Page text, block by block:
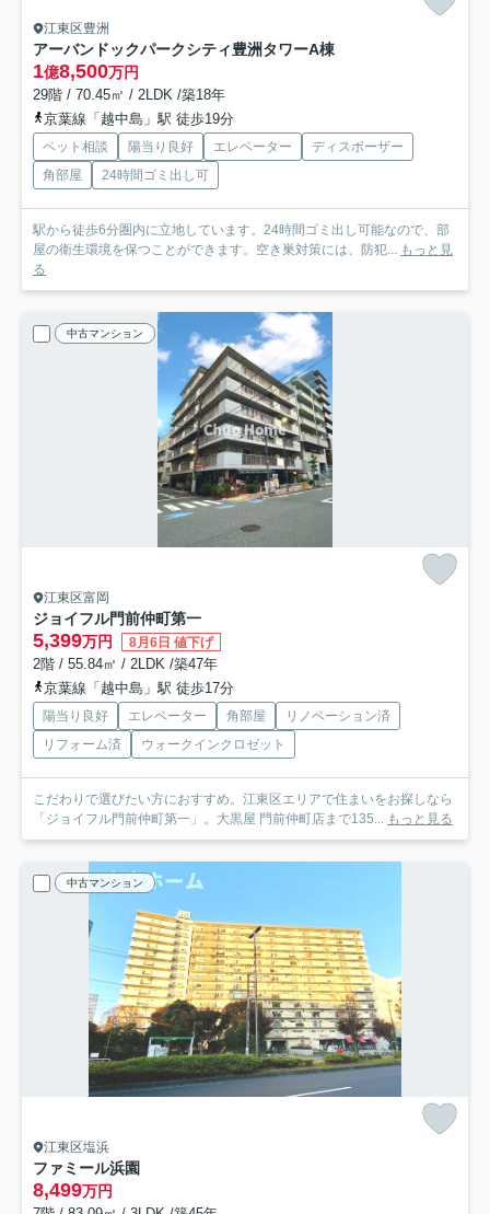
江東区豊洲
アーバンドックパークシティ豊洲タワーA棟
1億8,500万円
29階 / 70.45㎡ / 2LDK /築18年
京葉線「越中島」駅 徒歩19分
ペット相談 陽当り良好 エレベーター
ディスポーザー
角部屋
24時間ゴミ出し可
駅から徒歩6分圏内に立地しています。24時間ゴミ出し可能なので、部
屋の衛生環境を保つことができます。空き巣対策には、防犯... もっと見
る
中古マンション
江東区富岡
ジョイフル門前仲町第一
5,399万円 8月6日 値下げ
2階 / 55.84㎡ / 2LDK /築47年
京葉線「越中島」駅 徒歩17分
陽当り良好 エレベーター 角部屋
リノベーション済
リフォーム済
ウォークインクロゼット
こだわりで選びたい方におすすめ。江東区エリアで住まいをお探しなら
「ジョイフル門前仲町第一」。大黒屋 門前仲町店まで135... もっと見る
中古マンション
江東区塩浜
ファミール浜園
8,499万円